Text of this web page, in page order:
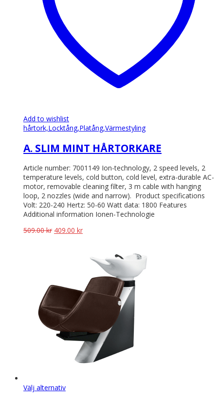
produktsidan
Add to wishlist
hårtork,Locktång,Platång,Värmestyling
A. SLIM MINT HÅRTORKARE
Article number: 7001149 Ion-technology, 2 speed levels, 2
temperature levels, cold button, cold level, extra-durable AC-
motor, removable cleaning filter, 3 m cable with hanging
loop, 2 nozzles (wide and narrow). Product specifications
Volt: 220-240 Hertz: 50-60 Watt data: 1800 Features
Additional information Ionen-Technologie
509.00kr Det
409.00 krDet
409.00 kr.
Välj alternativDen